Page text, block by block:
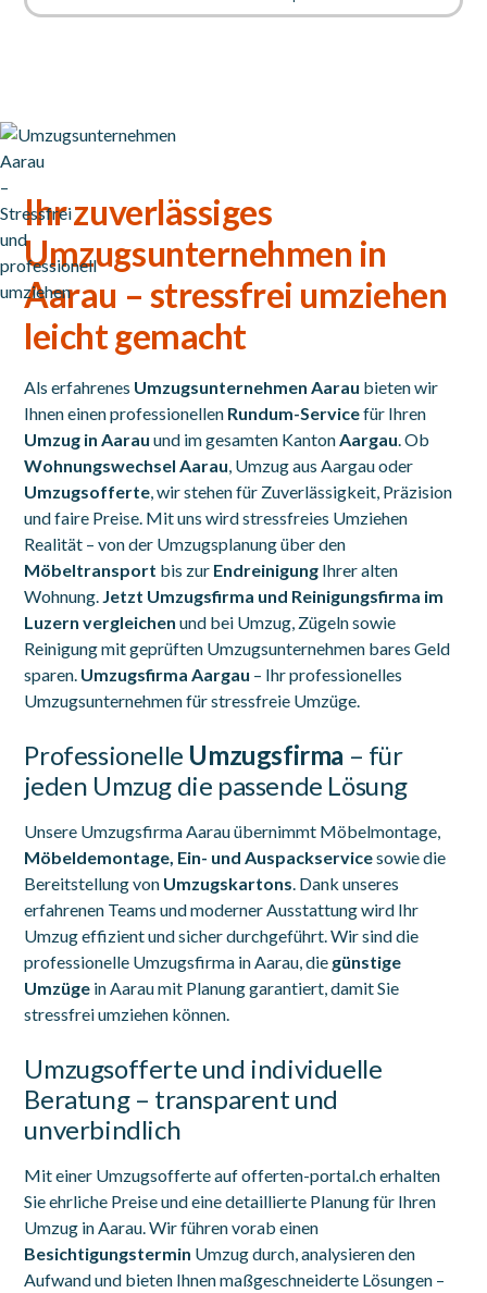
Ihr zuverlässiges
Umzugsunternehmen in
Aarau – stressfrei umziehen
leicht gemacht
Als erfahrenes Umzugsunternehmen Aarau bieten wir
Ihnen einen professionellen Rundum-Servicefür Ihren
Umzug in Aarau und im gesamten Kanton Aargau . Ob
Wohnungswechsel Aarau , Umzug aus Aargau oder
Umzugsofferte , wir stehen für Zuverlässigkeit, Präzision
und faire Preise. Mit uns wird stressfreies Umziehen
Realität – von der Umzugsplanung über den
Möbeltransport bis zur Endreinigung Ihrer alten
Wohnung. Jetzt Umzugsfirma und Reinigungsfirma im
Luzern vergleichen und bei Umzug, Zügeln sowie
Reinigung mit geprüften Umzugsunternehmen bares Geld
sparen. Umzugsfirma Aargau – Ihr professionelles
Umzugsunternehmen für stressfreie Umzüge.
Professionelle Umzugsfirma – für
jeden Umzug die passende Lösung
Unsere Umzugsfirma Aarau übernimmt Möbelmontage,
Möbeldemontage, Ein- und Auspackservicesowie die
Bereitstellung von Umzugskartons . Dank unseres
erfahrenen Teams und moderner Ausstattung wird Ihr
Umzug effizient und sicher durchgeführt. Wir sind die
professionelle Umzugsfirma in Aarau, die günstige
Umzüge in Aarau mit Planung garantiert, damit Sie
stressfrei umziehen können.
Umzugsofferte und individuelle
Beratung – transparent und
unverbindlich
Mit einer Umzugsofferte auf offerten-portal.ch erhalten
Sie ehrliche Preise und eine detaillierte Planung für Ihren
Umzug in Aarau. Wir führen vorab einen
Besichtigungstermin Umzug durch, analysieren den
Aufwand und bieten Ihnen maßgeschneiderte Lösungen –